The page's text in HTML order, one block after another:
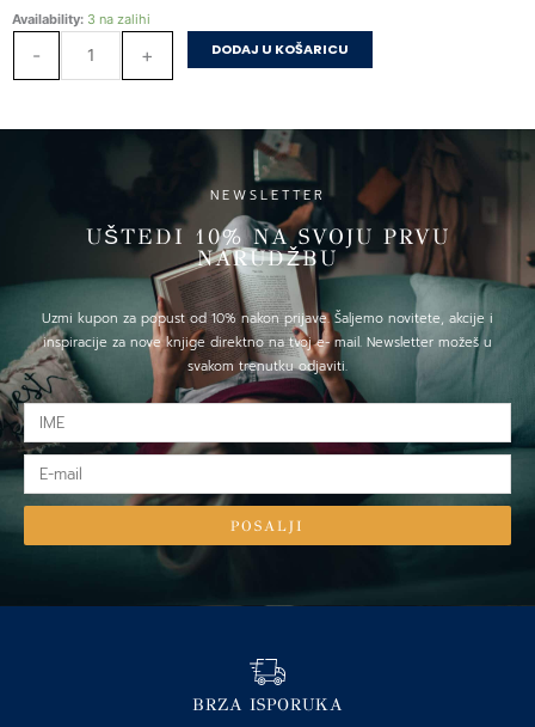
Availability: 3 na zalihi
-
Kućicu
+ DODAJ U KOŠARICU
NEWSLETTER
UŠTEDI 10% NA SVOJU PRVU
NARUDŽBU
Uzmi kupon za popust od 10% nakon prijave. Šaljemo novitete, akcije i
inspiracije za nove knjige direktno na tvoj e- mail. Newsletter možeš u
svakom trenutku odjaviti.
IME
mail
POSALJI
BRZA ISPORUKA